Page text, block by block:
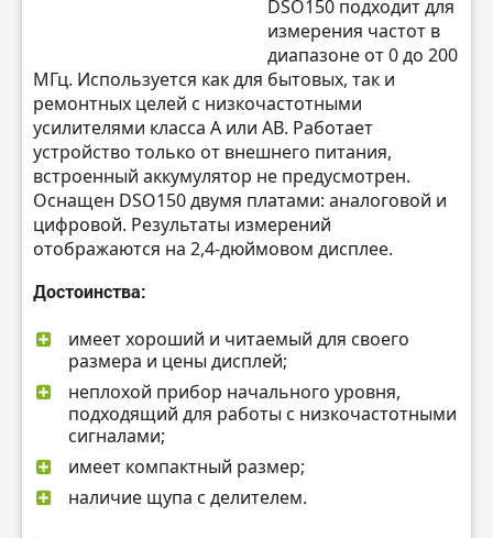
DSO150 подходит для
измерения частот в
диапазоне от 0 до 200
МГц. Используется как для бытовых, так и
ремонтных целей с низкочастотными
усилителями класса A или AB. Работает
устройство только от внешнего питания,
встроенный аккумулятор не предусмотрен.
Оснащен DSO150 двумя платами: аналоговой и
цифровой. Результаты измерений
отображаются на 2,4-дюймовом дисплее.
Достоинства:
имеет хороший и читаемый для своего
размера и цены дисплей;
неплохой прибор начального уровня,
подходящий для работы с низкочастотными
сигналами;
имеет компактный размер;
наличие щупа с делителем.